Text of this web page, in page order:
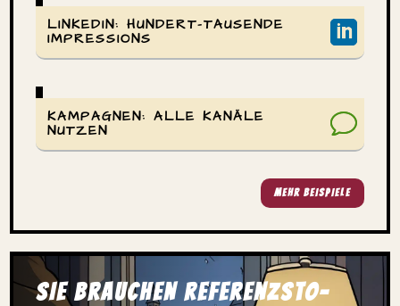
LINKEDIN: HUNDERT-TAUSENDE
IMPRESSIONS
KAMPA­GNEN: ALLE KANÄLE
NUTZEN
MEHR BEISPIELE
SIE BRAUCHEN REFE­RENZSTO­